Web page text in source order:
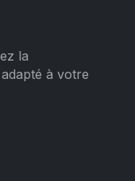
la
à votre